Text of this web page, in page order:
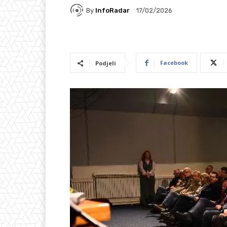
By InfoRadar 17/02/2026
Podjeli Facebook